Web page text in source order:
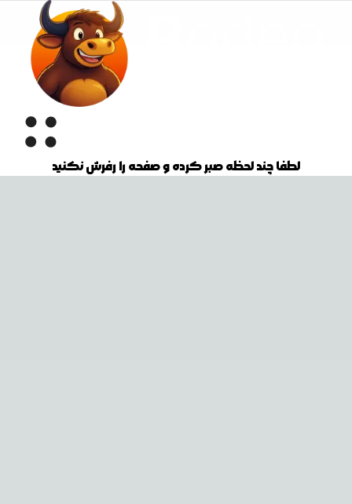
لطفا چند لحظه صبر کرده و صفحه را رفرش نکنید